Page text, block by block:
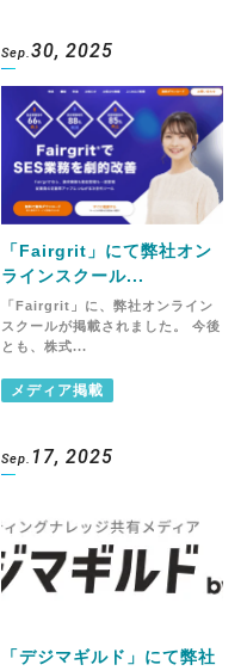
Sep.30, 2025
「Fairgrit」にて弊社オン
ラインスクール...
「Fairgrit」に、弊社オンライン
スクールが掲載されました。 今後
とも、株式...
メディア掲載
Sep. 17, 2025
「デジマギルド」にて弊社